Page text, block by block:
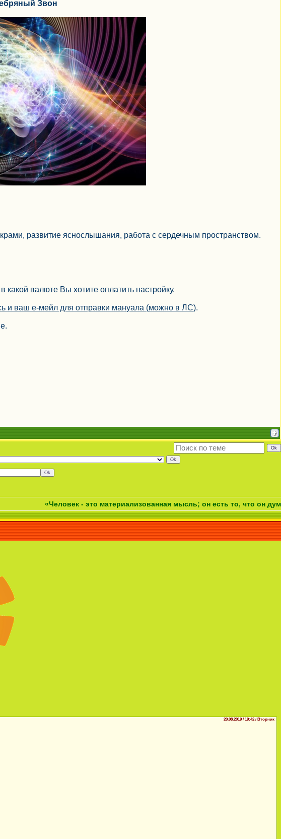
Звон
развитие яснослышания, работа с сердечным пространством.
валюте Вы хотите оплатить настройку.
и ваш е-мейл для отправки мануала (можно в ЛС).
«Человек - это материализованная мысль; он есть то, что он думает.